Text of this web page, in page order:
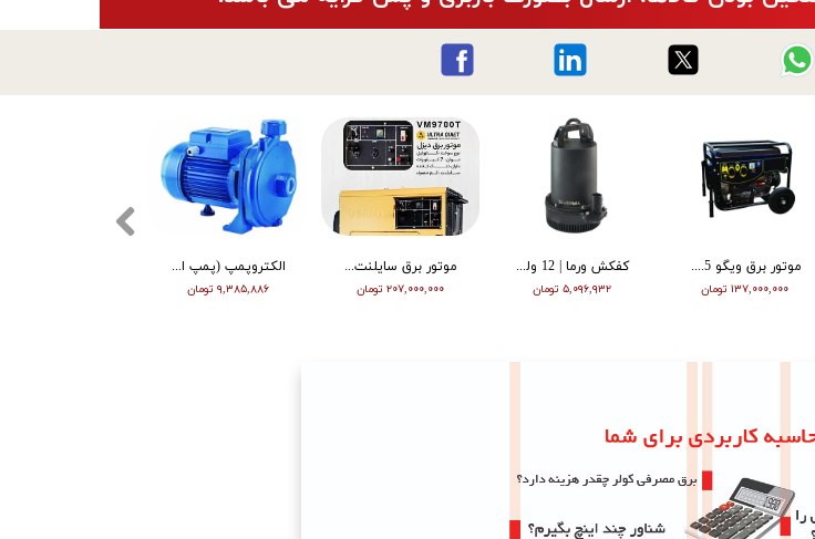
الکتروپمپ (پمپ اب ) ویگو بشقابی 0/5 اسب پروانه پلاستیک CPM130
۹,۳۸۵,۸۸۶ تومان
موتور برق سایلنت ورما گازوییلی 7 کیلووات VM9700T
۲۰۷,۰۰۰,۰۰۰ تومان
کفکش ورما | 12 ولت | 20 متری | 1 اینچ | مشکی | VMDC-12V 1
۵,۰۹۶,۹۳۲ تومان
موتور برق ویگو 8.5 کیلووات بنزینی سه فاز WG11500T
۱۳۷,۰۰۰,۰۰۰ تومان